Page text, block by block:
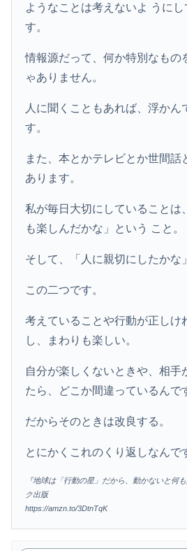
ようなことは考えないよ うに
す。
情報源だって、何か特別なもの
ゃありません。
人に聞くこともあれば、浮かん
す。
また、本とかテレビとか世間話
あります。
私が毎日大切にしていることは
も楽しんだかな」という こと。
そして、「人に親切にしたかな
この二つです。
考えていることや行動が正しけ
し、まわりも楽しい。
自分が楽しくないときや、相手
たら、どこか間違っているんで
だからそのときは改良する。
とにかくこれのくり返しなんで
『地球は「行動の星」だから、動かないと何
ク出版
https://amzn.to/3DtnTqK